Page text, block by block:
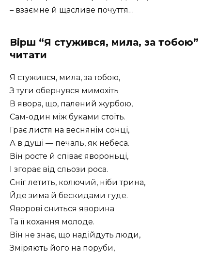
– взаємне й щасливе почуття…
Вірш “Я стужився, мила, за тобою”
читати
Я стужився, мила, за тобою,
З туги обернувся мимохіть
В явора, що, палений журбою,
Сам-один між буками стоїть.
Грає листя на веснянім сонці,
А в душі — печаль, як небеса.
Він росте й співає явороньці,
І згорає від сльози роса.
Сніг летить, колючий, ніби трина,
Йде зима й бескидами гуде.
Яворові сниться яворина
Та її кохання молоде.
Він не знає, що надійдуть люди,
Зміряють його на поруби,